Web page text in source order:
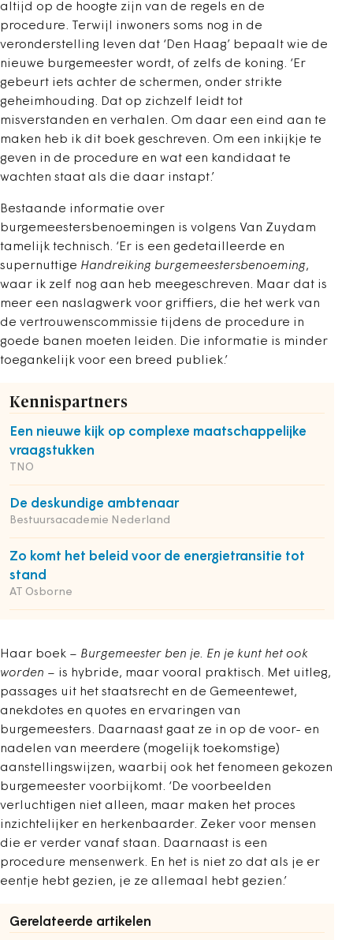
altijd op de hoogte zijn van de regels en de
procedure. Terwijl inwoners soms nog in de
veronderstelling leven dat ‘Den Haag’ bepaalt wie de
nieuwe burgemeester wordt, of zelfs de koning. ‘Er
gebeurt iets achter de schermen, onder strikte
geheimhouding. Dat op zichzelf leidt tot
misverstanden en verhalen. Om daar een eind aan te
maken heb ik dit boek geschreven. Om een inkijkje te
geven in de procedure en wat een kandidaat te
wachten staat als die daar instapt.’
Bestaande informatie over
burgemeestersbenoemingen is volgens Van Zuydam
tamelijk technisch. ‘Er is een gedetailleerde en
supernuttige Handreiking burgemeestersbenoeming,
waar ik zelf nog aan heb meegeschreven. Maar dat is
meer een naslagwerk voor griffiers, die het werk van
de vertrouwenscommissie tijdens de procedure in
goede banen moeten leiden. Die informatie is minder
toegankelijk voor een breed publiek.’
Kennispartners
Een nieuwe kijk op complexe maatschappelijke
vraagstukken
TNO
De deskundige ambtenaar
Bestuursacademie Nederland
Zo komt het beleid voor de energietransitie tot
stand
AT Osborne
Haar boek – Burgemeester ben je. En je kunt het ook
worden – is hybride, maar vooral praktisch. Met uitleg,
passages uit het staatsrecht en de Gemeentewet,
anekdotes en quotes en ervaringen van
burgemeesters. Daarnaast gaat ze in op de voor- en
nadelen van meerdere (mogelijk toekomstige)
aanstellingswijzen, waarbij ook het fenomeen gekozen
burgemeester voorbijkomt. ‘De voorbeelden
verluchtigen niet alleen, maar maken het proces
inzichtelijker en herkenbaarder. Zeker voor mensen
die er verder vanaf staan. Daarnaast is een
procedure mensenwerk. En het is niet zo dat als je er
eentje hebt gezien, je ze allemaal hebt gezien.’
Gerelateerde artikelen